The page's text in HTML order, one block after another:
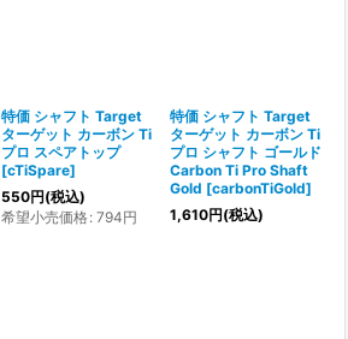
特価 シャフト Target
ターゲット カーボン Ti
プロ スペアトップ
[cTiSpare]
550円(税込)
希望小売価格: 794円
特価 シャフト Target
ターゲット カーボン Ti
プロ シャフト ゴールド
Carbon Ti Pro Shaft
Gold [carbonTiGold]
1,610円(税込)